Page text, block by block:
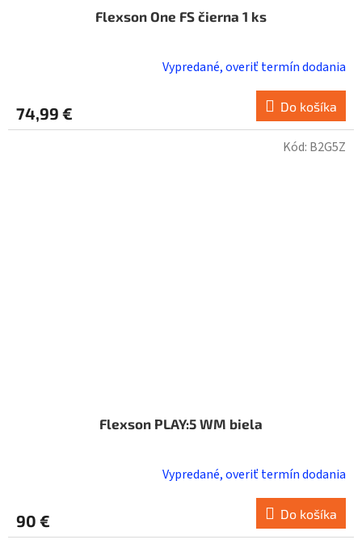
Flexson One FS čierna 1 ks
Vypredané, overiť termín dodania
74,99 € Do košíka
Flexson PLAY:5 WM biela
Vypredané, overiť termín dodania
90 € Do košíka
Kód: B2G5Z